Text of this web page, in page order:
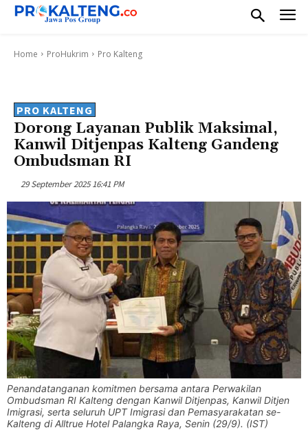
Home ProHukrim Pro Kalteng
PRO KALTENG
Dorong Layanan Publik Maksimal,
Kanwil Ditjenpas Kalteng Gandeng
Ombudsman RI
29 September 2025 16:41 PM
Penandatanganan komitmen bersama antara Perwakilan
Ombudsman RI Kalteng dengan Kanwil Ditjenpas, Kanwil Ditjen
Imigrasi, serta seluruh UPT Imigrasi dan Pemasyarakatan se-
Kalteng di Alltrue Hotel Palangka Raya, Senin (29/9). (IST)